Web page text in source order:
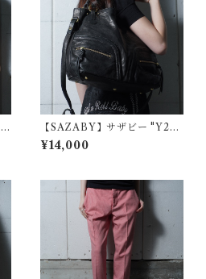
【SAZABY】サザビー "Y2
K・dark wear" レザー2WAY
ショルダーバッグ black
¥14,000